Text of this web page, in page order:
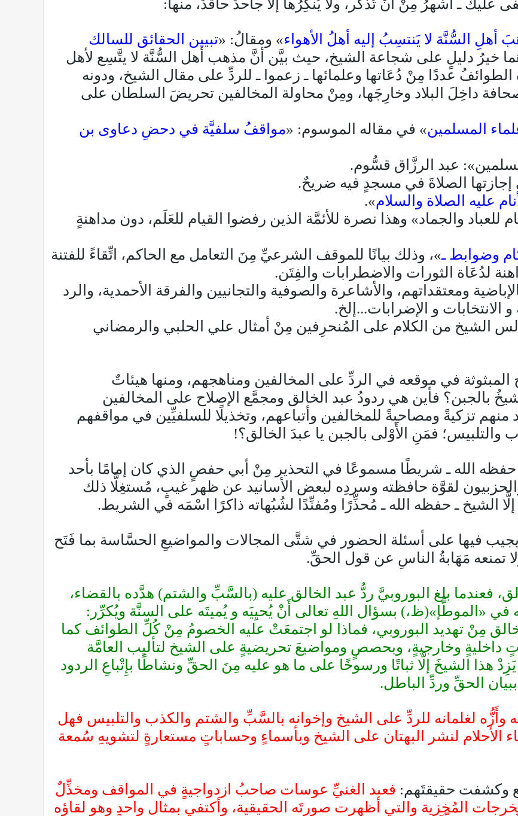
عليك ـ أشهرُ مِنْ أَنْ تُذكَر، ولا يُنكِرُها إلَّا جاحدٌ حاقدٌ، منها:
السُّنَّة لا يَنتسِبُ إليه أهلُ الأهواء» ومقالُ: «تبيين الحقائق للسالك
خيرُ دليلٍ على شجاعة الشيخ، حيث بيَّن أنَّ مذهب أهل السُّنَّة لا يتَّسِع لأهل
الطوائفُ عددًا مِنْ دُعَاتها وعلمائها ـ زعموا ـ للردِّ على مقال الشيخ، ودونه
داخِلَ البلاد وخارِجَها، ومِنْ محاولة المخالفين تحريضَ السلطان على
المسلمين» في مقاله الموسوم: «مواقفُ سلفيَّة في دحضِ دعاوى بن
عبد الرزَّاق قسُّوم.
الصلاةَ في مسجدٍ فيه ضريحٌ.
عليه الصلاة والسلام».
والجماد» وهذا نصرة للأئمَّة الذين رفضوا القيام للعَلَم، دون مداهنةٍ
وضوابط ـ»، وذلك بيانًا للموقف الشرعيِّ مِنَ التعامل مع الحاكم، اتِّقاءً للفتنة
لدُعَاة الثورات والاضطرابات والفِتَن.
ومعتقداتهم، والأشاعرة والصوفية والتجانيين والفرقة الأحمدية، والرد
الانتخابات و الإضرابات...إلخ.
الشيخ من الكلام على المُنحرِفين مِنْ أمثال علي الحلبي والرمضاني
في موقعه في الردِّ على المخالفين ومناهجهم، ومنها هيئاتٌ
بالجبن؟ فأين هي ردودُ عبد الخالق ومجمَّع الإصلاح على المخالفين
تزكيةً ومصاحبةً للمخالفين وأتباعهم، وتخذيلًا للسلفيِّين في مواقفهم
والتلبيس؛ فمَنِ الأَوْلى بالجبن يا عبدَ الخالق؟!
الله ـ شريطًا مسموعًا في التحذير مِنْ أبي حفصٍ الذي كان إمامًا بأحد
لقوَّة حافظته وسردِه لبعض الأسانيد عن ظهر غيبٍ، مُستغِلًّا ذلك
الشيخ ـ حفظه الله ـ مُحذِّرًا ومُفنِّدًا لشُبُهاته ذاكرًا اسْمَه في الشريط.
فيها على أسئلة الحضور في شتَّى المجالات والمواضيعِ الحسَّاسة بما فَتَح
تمنعه مَهَابةُ الناسِ عن قول الحقِّ.
بلغ البوروبيَّ ردُّ عبد الخالق عليه (بالسَّبِّ والشتم) هدَّده بالقضاء،
«الموطَّإ»(ظ،) بسؤال اللهِ تعالى أَنْ يُحيِيَه و يُميتَه على السنَّة ويُكرِّر:
مِنْ تهديد البوروبي، فماذا لو اجتمعَتْ عليه الخصومُ مِنْ كُلِّ الطوائف كما
وخارجيةٍ، وبحصصٍ ومواضيعَ تحريضيةٍ على الشيخ لتأليب العامَّة
هذا الشيخَ إلَّا ثباتًا ورسوخًا على ما هو عليه مِنَ الحقِّ ونشاطًا بإِتْباعِ الردود
الحقِّ وردِّ الباطل.
لغلمانه للردِّ على الشيخ وإخوانه بالسَّبِّ والشتم والكذب والتلبيس فهل
الأحلام لنشر البهتان على الشيخ وبأسماءٍ وحساباتٍ مستعارةٍ لتشويهِ سُمعة
وكشفت حقيقتَهم: فعبد الغنيِّ عوسات صاحبُ ازدواجيةٍ في المواقف ومخذِّلٌ
المُخزِية والتي أظهرت صورتَه الحقيقية، وأكتفي بمثالٍ واحدٍ وهو لقاؤه